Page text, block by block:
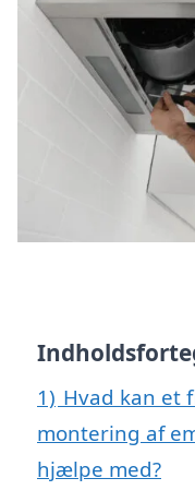
1) Hvad kan et
montering af
hjælpe med?